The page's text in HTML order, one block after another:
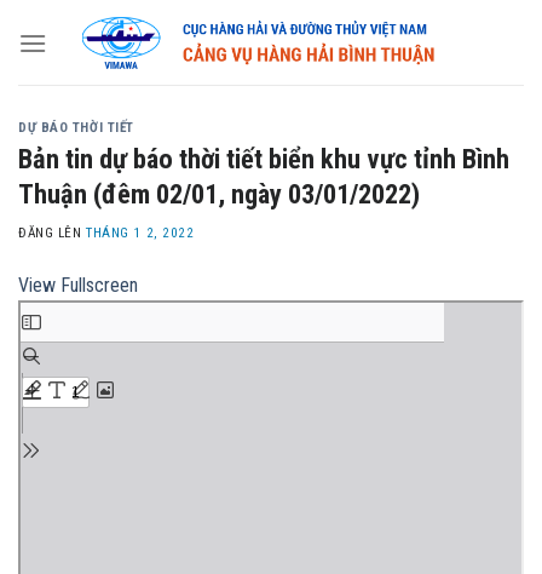
DỰ BÁO THỜI TIẾT
Bản tin dự báo thời tiết biển khu vực tỉnh Bình
Thuận (đêm 02/01, ngày 03/01/2022)
ĐĂNG LÊNTHÁNG 1 2, 2022
View Fullscreen